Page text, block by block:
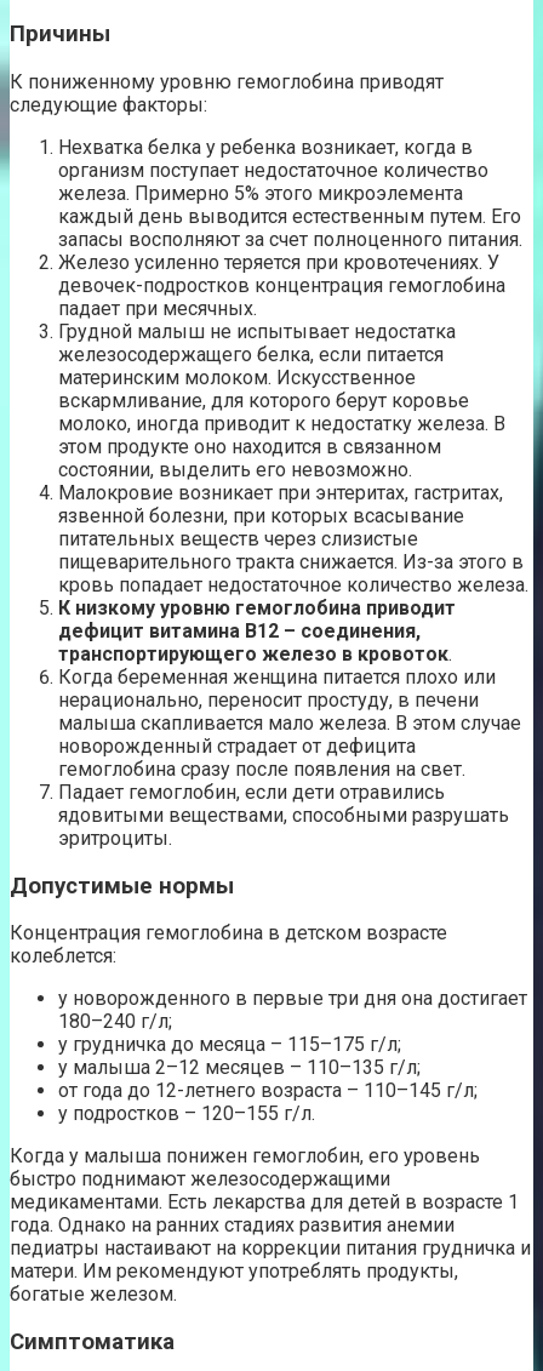
Причины
К пониженному уровню гемоглобина приводят
следующие факторы:
Нехватка белка у ребенка возникает, когда в
организм поступает недостаточное количество
железа. Примерно 5% этого микроэлемента
каждый день выводится естественным путем. Его
запасы восполняют за счет полноценного питания.
Железо усиленно теряется при кровотечениях. У
девочек-подростков концентрация гемоглобина
падает при месячных.
Грудной малыш не испытывает недостатка
железосодержащего белка, если питается
материнским молоком. Искусственное
вскармливание, для которого берут коровье
молоко, иногда приводит к недостатку железа. В
этом продукте оно находится в связанном
состоянии, выделить его невозможно.
Малокровие возникает при энтеритах, гастритах,
язвенной болезни, при которых всасывание
питательных веществ через слизистые
пищеварительного тракта снижается. Из-за этого в
кровь попадает недостаточное количество железа.
К низкому уровню гемоглобина приводит
дефицит витамина B12 – соединения,
транспортирующего железо в кровоток.
Когда беременная женщина питается плохо или
нерационально, переносит простуду, в печени
малыша скапливается мало железа. В этом случае
новорожденный страдает от дефицита
гемоглобина сразу после появления на свет.
Падает гемоглобин, если дети отравились
ядовитыми веществами, способными разрушать
эритроциты.
Допустимые нормы
Концентрация гемоглобина в детском возрасте
колеблется:
у новорожденного в первые три дня она достигает
180–240 г/л;
у грудничка до месяца – 115–175 г/л;
у малыша 2–12 месяцев – 110–135 г/л;
от года до 12-летнего возраста – 110–145 г/л;
у подростков – 120–155 г/л.
Когда у малыша понижен гемоглобин, его уровень
быстро поднимают железосодержащими
медикаментами. Есть лекарства для детей в возрасте 1
года. Однако на ранних стадиях развития анемии
педиатры настаивают на коррекции питания грудничка и
матери. Им рекомендуют употреблять продукты,
богатые железом.
Симптоматика